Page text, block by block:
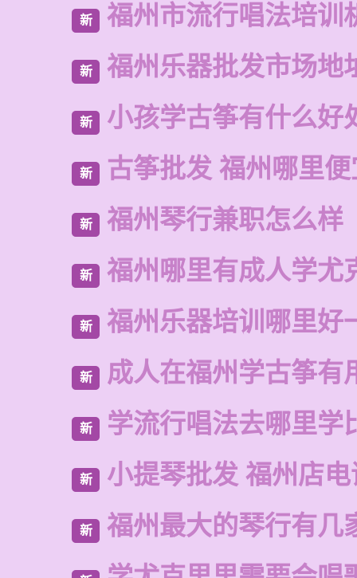
新 福州市流行唱法培训
新 福州乐器批发市场地
新 小孩学古筝有什么好
新 古筝批发 福州哪里
新 福州琴行兼职怎么样
新 福州哪里有成人学尤
新 福州乐器培训哪里好
新 成人在福州学古筝有
新 学流行唱法去哪里学
新 小提琴批发 福州店
新 福州最大的琴行有几